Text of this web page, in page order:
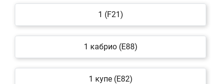
1 (F21)
1 кабрио (E88)
1 купе (E82)